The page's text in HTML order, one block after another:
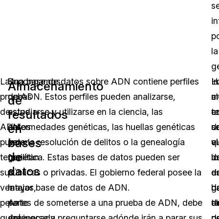
la
Las
pruebas
de
ADN
pueden
tener
sus
ventajas,
pero
Supongamos
que
estos
datos
se
facilitan
a
la
parte
Almacenamiento
de
resultados
en
bases
de
datos
Una base de datos sobre ADN contiene perfiles
de ADN. Estos perfiles pueden analizarse,
estudiarse y utilizarse en la ciencia, las
enfermedades genéticas, las huellas genéticas
para la resolución de delitos o la genealogía
genética. Estas bases de datos pueden ser
públicas o privadas. El gobierno federal posee la
mayor base de datos de ADN.
Antes de someterse a una prueba de ADN, debe
el